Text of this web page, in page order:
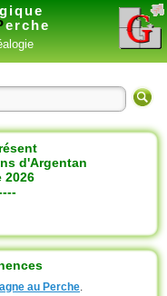
erche
d'Argentan
2026
au Perche.